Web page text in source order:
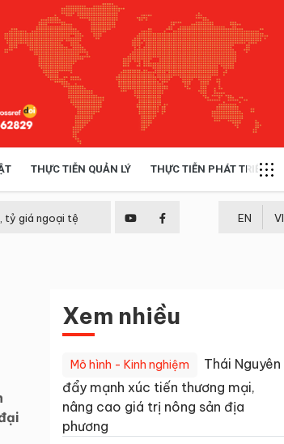
THỰC TIỄN QUẢN LÝ THỰC TIỄN PHÁT TRIỂN
tỷ giá ngoại tệ EN VI
Xem nhiều
Mô hình - Kinh nghiệm
Thái Nguyên
đẩy mạnh xúc tiến thương mại,
nâng cao giá trị nông sản địa
phương